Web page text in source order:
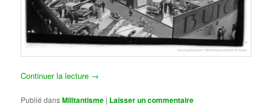
Continuer la lecture →
Publié dansMilitantisme | Laisser un commentaire